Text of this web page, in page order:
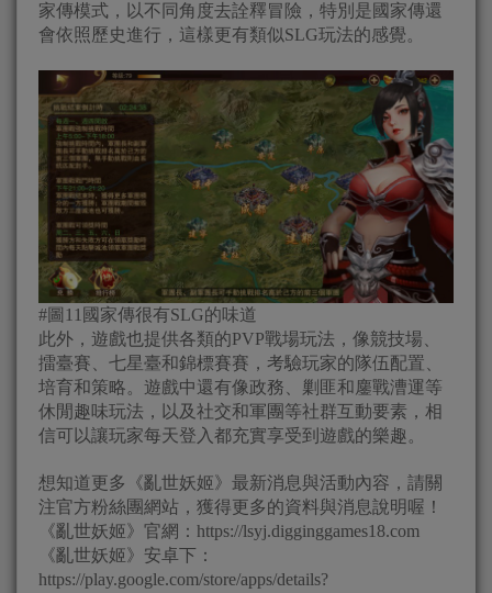
家傳模式，以不同角度去詮釋冒險，特別是國家傳還
會依照歷史進行，這樣更有類似SLG玩法的感覺。
#圖11國家傳很有SLG的味道
此外，遊戲也提供各類的PVP戰場玩法，像競技場、
擂臺賽、七星臺和錦標賽賽，考驗玩家的隊伍配置、
培育和策略。遊戲中還有像政務、剿匪和鏖戰漕運等
休閒趣味玩法，以及社交和軍團等社群互動要素，相
信可以讓玩家每天登入都充實享受到遊戲的樂趣。
想知道更多《亂世妖姬》最新消息與活動內容，請關
注官方粉絲團網站，獲得更多的資料與消息說明喔！
《亂世妖姬》官網：https://lsyj.digginggames18.com
《亂世妖姬》安卓下：
https://play.google.com/store/apps/details?